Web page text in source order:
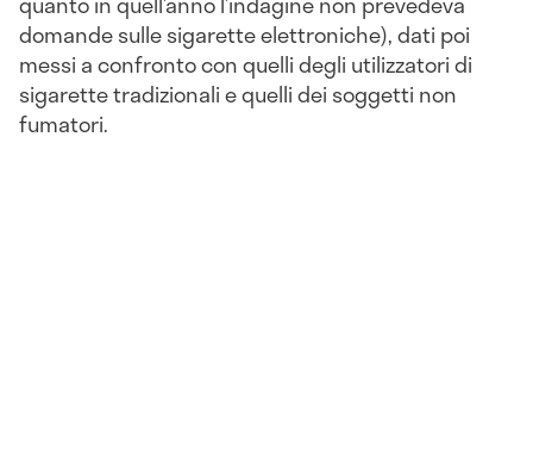
domande sulle sigarette elettroniche), dati poi
messi a confronto con quelli degli utilizzatori di
sigarette tradizionali e quelli dei soggetti non
fumatori.